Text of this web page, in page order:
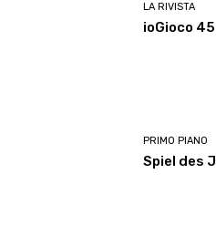
LA RIVISTA
ioGioco
PRIMO PIANO
Spiel des